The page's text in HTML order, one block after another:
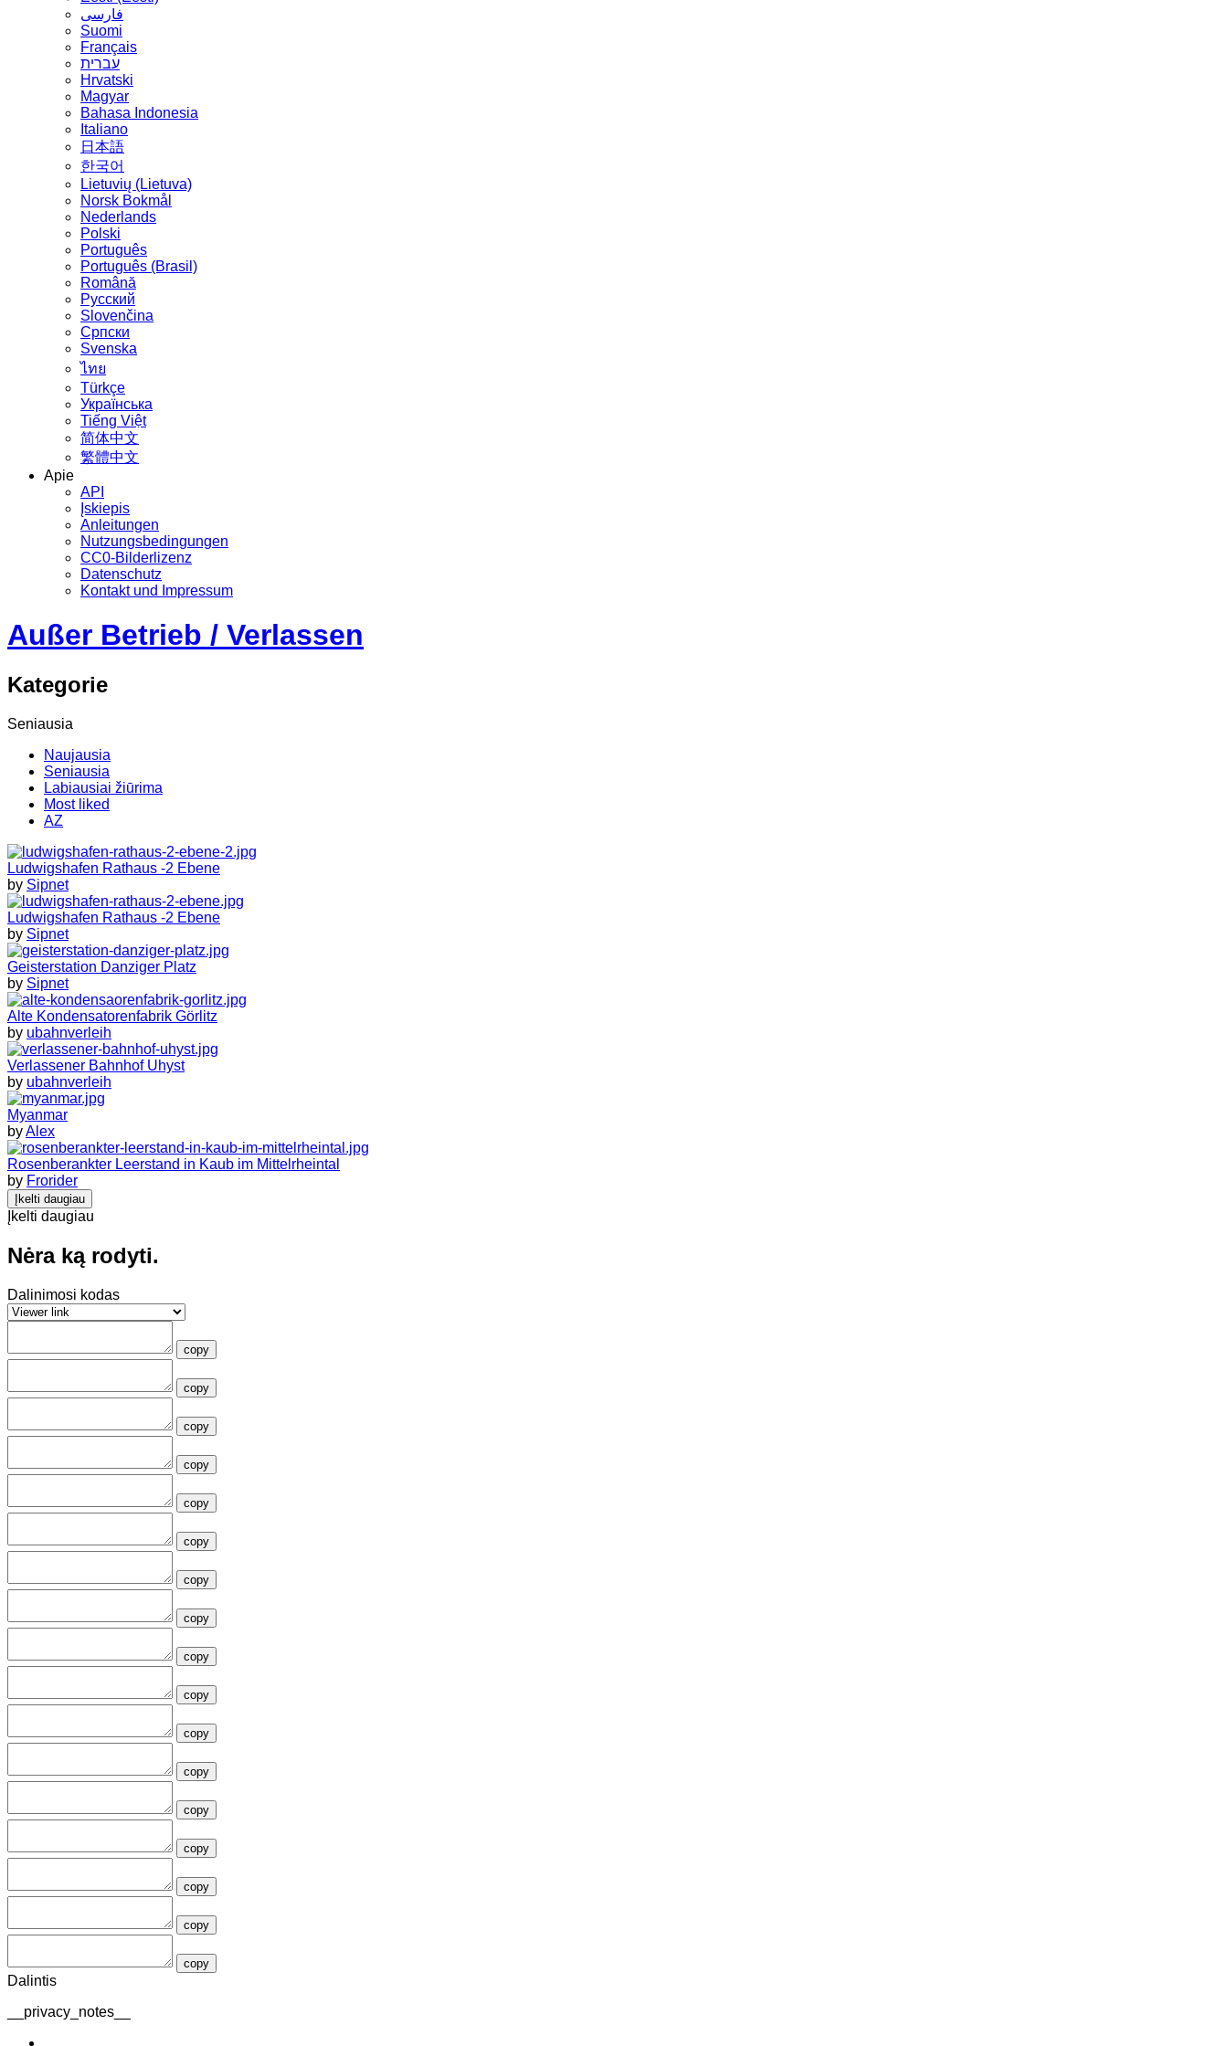
فارسی
Suomi
Français
עברית
Hrvatski
Magyar
Bahasa Indonesia
Italiano
日本語
한국어
Lietuvių (Lietuva)
‪Norsk Bokmål‬
Nederlands
Polski
Português
Português (Brasil)
Română
Русский
Slovenčina
Српски
Svenska
ไทย
Türkçe
Українська
Tiếng Việt
简体中文
繁體中文
Apie
API
Įskiepis
Anleitungen
Nutzungsbedingungen
CC0-Bilderlizenz
Datenschutz
Kontakt und Impressum
Außer Betrieb / Verlassen
Kategorie
Seniausia
Naujausia
Seniausia
Labiausiai žiūrima
Most liked
AZ
Ludwigshafen Rathaus -2 Ebene
by Sipnet
Ludwigshafen Rathaus -2 Ebene
by Sipnet
Geisterstation Danziger Platz
by Sipnet
Alte Kondensatorenfabrik Görlitz
by ubahnverleih
Verlassener Bahnhof Uhyst
by ubahnverleih
Myanmar
byAlex
Rosenberankter Leerstand in Kaub im Mittelrheintal
by Frorider
Įkelti daugiau
Įkelti daugiau
Nėra ką rodyti.
Dalinimosi kodas
copy
copy
copy
copy
copy
copy
copy
copy
copy
copy
copy
copy
copy
copy
copy
copy
copy
Dalintis
__privacy_notes__